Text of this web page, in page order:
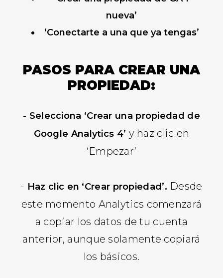
nueva’
‘Conectarte a una que ya tengas’
PASOS PARA CREAR UNA
PROPIEDAD:
- Selecciona ‘Crear una propiedad de
Google Analytics 4’ y haz clic en
‘Empezar’
- Haz clic en ‘Crear propiedad’. Desde
este momento Analytics comenzará
a copiar los datos de tu cuenta
anterior, aunque solamente copiará
los básicos.